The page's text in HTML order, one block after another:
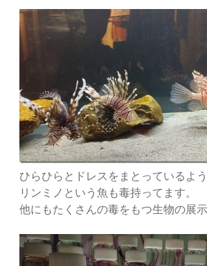
ひらひらとドレスをまとっているよ
リンミノという魚も毒持ってます。
他にもたくさんの毒をもつ生物の展示